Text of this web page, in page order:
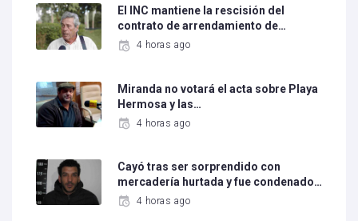
El INC mantiene la rescisión del
contrato de arrendamiento de…
4 horas ago
Miranda no votará el acta sobre Playa
Hermosa y las…
4 horas ago
Cayó tras ser sorprendido con
mercadería hurtada y fue condenado…
4 horas ago